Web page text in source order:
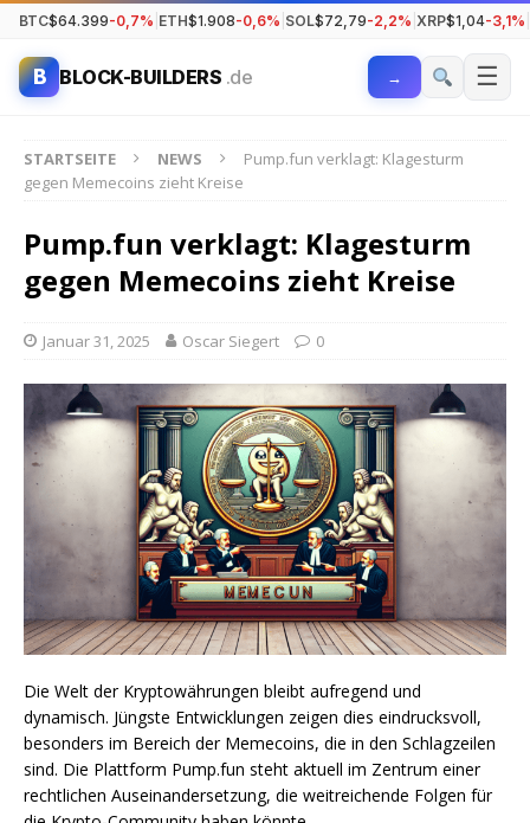
BTC$64.399-0,7% ETH$1.908-0,6% SOL$72,79-2,2% XRP$1,04-3,1%
B BLOCK-BUILDERS .de → ☰
STARTSEITE NEWS
Pump.fun verklagt: Klagesturm
gegen Memecoins zieht Kreise
Pump.fun verklagt: Klagesturm
gegen Memecoins zieht Kreise
Januar 31, 2025 Oscar Siegert 0
Die Welt der Kryptowährungen bleibt aufregend und
dynamisch. Jüngste Entwicklungen zeigen dies eindrucksvoll,
besonders im Bereich der Memecoins, die in den Schlagzeilen
sind. Die Plattform Pump.fun steht aktuell im Zentrum einer
rechtlichen Auseinandersetzung, die weitreichende Folgen für